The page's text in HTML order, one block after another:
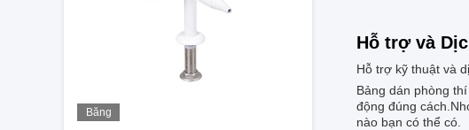
Băng
Hỗ trợ và
Hỗ trợ kỹ thuật và
Bảng dán phòng
động đúng
nào bạn có thể có.